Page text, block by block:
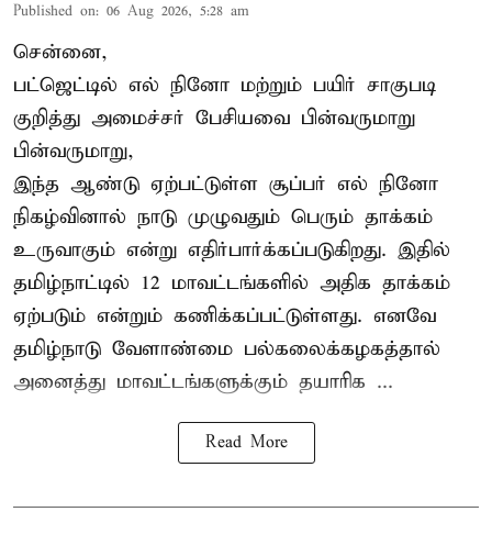
Published on: 06 Aug 2026, 5:28 am
சென்னை,
பட்ஜெட்டில் எல் நினோ மற்றும் பயிர் சாகுபடி
குறித்து அமைச்சர் பேசியவை பின்வருமாறு
பின்வருமாறு,
இந்த ஆண்டு ஏற்பட்டுள்ள சூப்பர் எல் நினோ
நிகழ்வினால் நாடு முழுவதும் பெரும் தாக்கம்
உருவாகும் என்று எதிர்பார்க்கப்படுகிறது. இதில்
தமிழ்நாட்டில் 12 மாவட்டங்களில் அதிக தாக்கம்
ஏற்படும் என்றும் கணிக்கப்பட்டுள்ளது. எனவே
தமிழ்நாடு வேளாண்மை பல்கலைக்கழகத்தால்
அனைத்து மாவட்டங்களுக்கும் தயாரிக ...
Read More